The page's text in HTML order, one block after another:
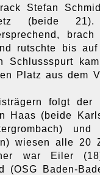
Stefan
(beide
brach
rutschte bis
Platz aus dem
folgt der
Haas (beide
und
wiesen alle 20
war Eiler
(OSG Baden-